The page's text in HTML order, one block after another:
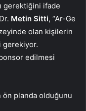
gerektiğini ifade
Metin Sitti, “Ar-Ge
olan kişilerin
gerekiyor.
edilmesi
ön planda olduğunu